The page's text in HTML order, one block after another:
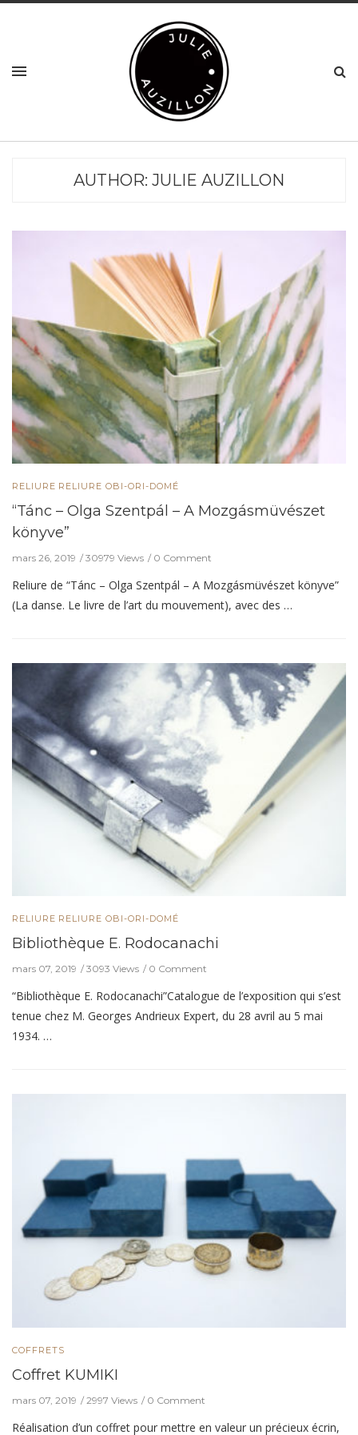
AUTHOR: JULIE AUZILLON
RELIURE RELIURE OBI-ORI-DOMÉ
“Tánc – Olga Szentpál – A Mozgásmüvészet
könyve”
mars 26, 2019 30979 Views 0 Comment
Reliure de “Tánc – Olga Szentpál – A Mozgásmüvészet könyve”
(La danse. Le livre de l’art du mouvement), avec des …
RELIURE RELIURE OBI-ORI-DOMÉ
Bibliothèque E. Rodocanachi
mars 07, 2019 3093 Views 0 Comment
“Bibliothèque E. Rodocanachi”Catalogue de l’exposition qui s’est
tenue chez M. Georges Andrieux Expert, du 28 avril au 5 mai
1934. …
COFFRETS
Coffret KUMIKI
mars 07, 2019 2997 Views 0 Comment
Réalisation d’un coffret pour mettre en valeur un précieux écrin,